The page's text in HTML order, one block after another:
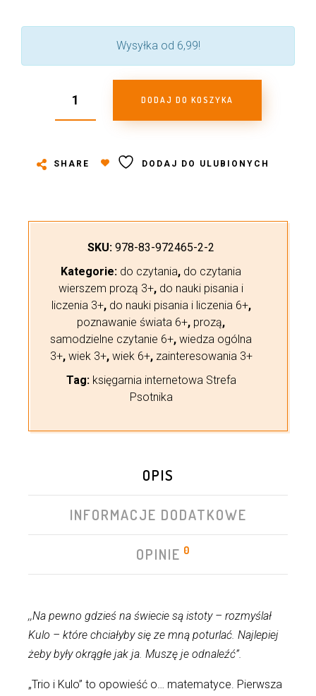
Wysyłka od 6,99!
DODAJ DO KOSZYKA
SHARE DODAJ DO ULUBIONYCH
SKU: 978-83-972465-2-2
Kategorie: do czytania, do czytania
wierszem prozą 3+, do nauki pisania i
liczenia 3+, do nauki pisania i liczenia 6+,
poznawanie świata 6+, prozą,
samodzielne czytanie 6+, wiedza ogólna
3+, wiek 3+, wiek 6+, zainteresowania 3+
Tag: księgarnia internetowa Strefa
Psotnika
OPIS
INFORMACJE DODATKOWE
OPINIE 0
,,Na pewno gdzieś na świecie są istoty – rozmyślał
Kulo – które chciałyby się ze mną poturlać. Najlepiej
żeby były okrągłe jak ja. Muszę je odnaleźć”.
„Trio i Kulo” to opowieść o… matematyce. Pierwsza